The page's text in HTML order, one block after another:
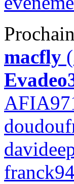
macfly